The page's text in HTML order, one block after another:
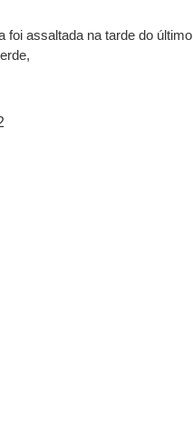
foi assaltada na tarde do último